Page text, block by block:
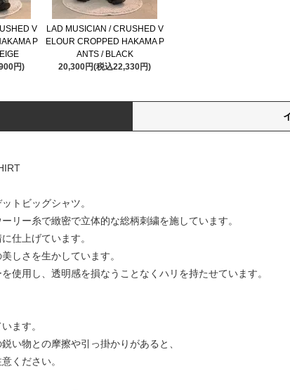
V
P
円)
LAD MUSICIAN / CRUSHED V
ELOUR CROPPED HAKAMA P
ANTS / BLACK
20,300円(税込22,330円)
トビッグシャツ。
リー糸で緻密で立体的な総柄刺繍を施しています。
仕上げています。
しさを生かしています。
使用し、透明感を損なうことなくハリを持たせています。
ます。
い物との摩擦や引っ掛かりがあると、
ください。